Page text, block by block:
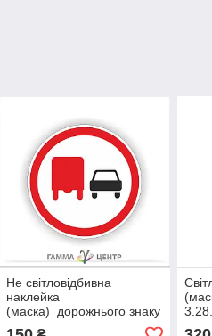
Не світловідбивна
наклейка
(маска) дорожнього знаку
3.27. Обгін вантажним